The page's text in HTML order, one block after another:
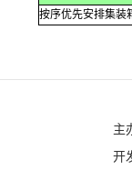
按序优先安排集装
主
开